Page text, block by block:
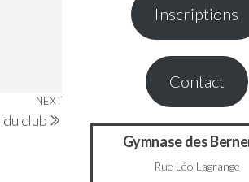
Next
NEXT
club
Inscriptions
Contact
Gymnase des
Rue Léo Lagrange